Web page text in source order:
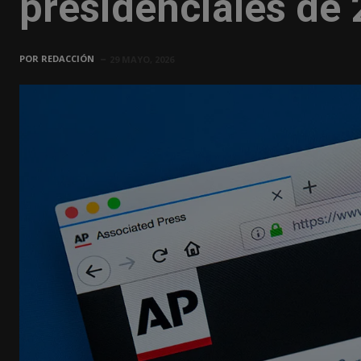
POR REDACCIÓN